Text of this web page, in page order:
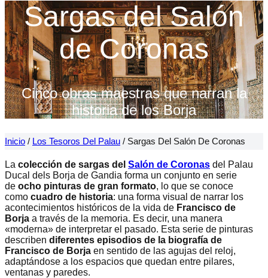
Sargas del Salón
de Coronas
Cinco obras maestras que narran la
historia de los Borja
Inicio / Los Tesoros Del Palau / Sargas Del Salón De Coronas
La colección de sargas del Salón de Coronas del Palau
Ducal dels Borja de Gandia forma un conjunto en serie
de ocho pinturas de gran formato, lo que se conoce
como cuadro de historia: una forma visual de narrar los
acontecimientos históricos de la vida de Francisco de
Borja a través de la memoria. Es decir, una manera
«moderna» de interpretar el pasado. Esta serie de pinturas
describen diferentes episodios de la biografía de
Francisco de Borja en sentido de las agujas del reloj,
adaptándose a los espacios que quedan entre pilares,
ventanas y paredes.